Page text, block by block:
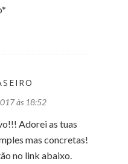
às 18:52
Adorei as tuas
mas concretas!
no link abaixo.